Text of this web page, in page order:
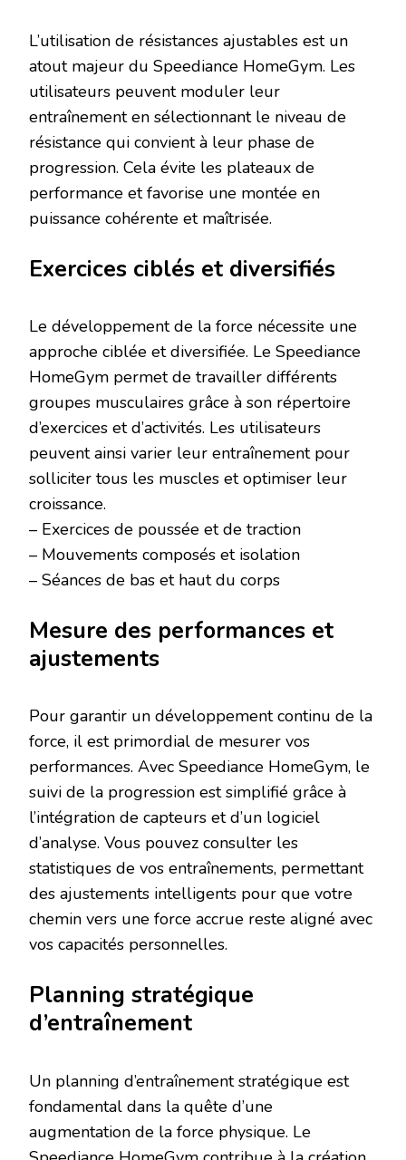
L’utilisation de résistances ajustables est un
atout majeur du Speediance HomeGym. Les
utilisateurs peuvent moduler leur
entraînement en sélectionnant le niveau de
résistance qui convient à leur phase de
progression. Cela évite les plateaux de
performance et favorise une montée en
puissance cohérente et maîtrisée.
Exercices ciblés et diversifiés
Le développement de la force nécessite une
approche ciblée et diversifiée. Le Speediance
HomeGym permet de travailler différents
groupes musculaires grâce à son répertoire
d’exercices et d’activités. Les utilisateurs
peuvent ainsi varier leur entraînement pour
solliciter tous les muscles et optimiser leur
croissance.
– Exercices de poussée et de traction
– Mouvements composés et isolation
– Séances de bas et haut du corps
Mesure des performances et
ajustements
Pour garantir un développement continu de la
force, il est primordial de mesurer vos
performances. Avec Speediance HomeGym, le
suivi de la progression est simplifié grâce à
l’intégration de capteurs et d’un logiciel
d’analyse. Vous pouvez consulter les
statistiques de vos entraînements, permettant
des ajustements intelligents pour que votre
chemin vers une force accrue reste aligné avec
vos capacités personnelles.
Planning stratégique
d’entraînement
Un planning d’entraînement stratégique est
fondamental dans la quête d’une
augmentation de la force physique. Le